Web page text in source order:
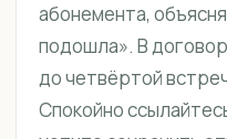
абонемента,
подошла». В
до четвёртой
Спокойно